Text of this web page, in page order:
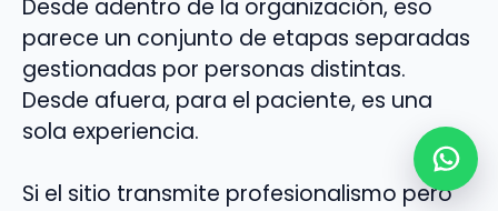
Desde adentro de la organización, eso
parece un conjunto de etapas separadas
gestionadas por personas distintas.
Desde afuera, para el paciente, es una
sola experiencia.
Si el sitio transmite profesionalismo pero